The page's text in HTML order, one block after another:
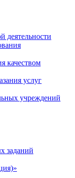
деятельности
качеством
услуг
учреждений
заданий